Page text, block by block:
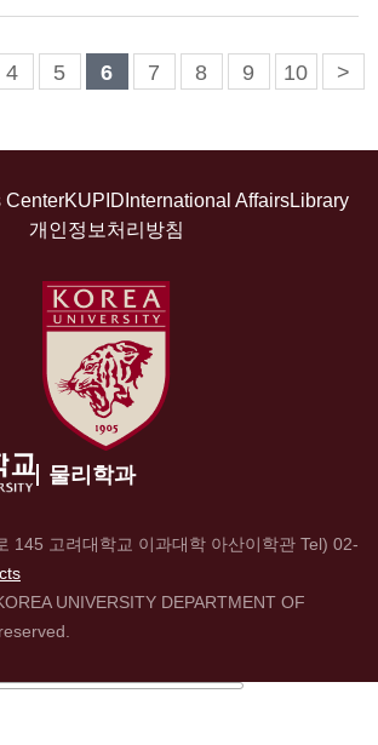
4 5 6 7 8 9 10 >
CenterKUPID International AffairsLibrary
개인정보처리방침
물리학과
145 고려대학교 이과대학 아산이학관 Tel) 02-
UNIVERSITY DEPARTMENT OF